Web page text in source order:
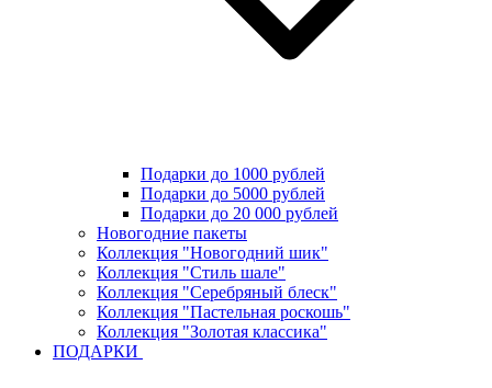
Подарки до 1000 рублей
Подарки до 5000 рублей
Подарки до 20 000 рублей
Новогодние пакеты
Коллекция "Новогодний шик"
Коллекция "Стиль шале"
Коллекция "Серебряный блеск"
Коллекция "Пастельная роскошь"
Коллекция "Золотая классика"
ПОДАРКИ